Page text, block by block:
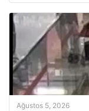
Ağustos 5, 2026